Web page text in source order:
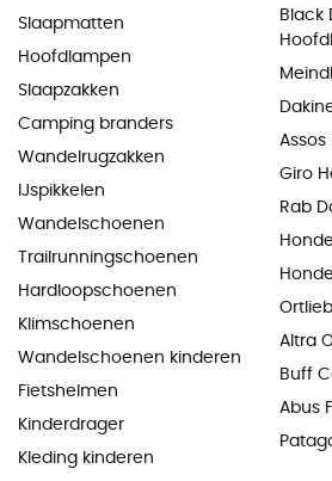
Slaapmatten
Hoofdlampen
Slaapzakken
Camping branders
Wandelrugzakken
IJspikkelen
Wandelschoenen
Trailrunningschoenen
Hardloopschoenen
Klimschoenen
Wandelschoenen kinderen
Fietshelmen
Kinderdrager
Kleding kinderen
Black
Assos
Giro
Rab
Altra
Buff
Abus